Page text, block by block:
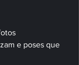
e poses que